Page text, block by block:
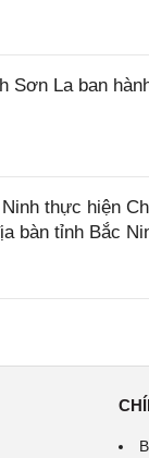
Sơn La ban
thực hiện
bàn tỉnh Bắc